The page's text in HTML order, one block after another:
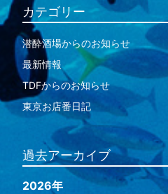
カテゴリー
潜酔酒場からのお知らせ
最新情報
TDFからのお知らせ
東京お店番日記
過去アーカイブ
2026年